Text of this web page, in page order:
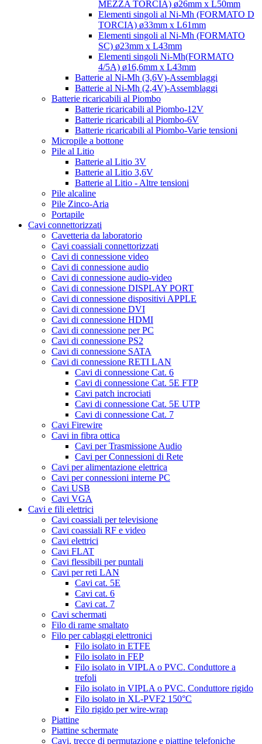
MEZZA TORCIA) ø26mm x L50mm
Elementi singoli al Ni-Mh (FORMATO D
TORCIA) ø33mm x L61mm
Elementi singoli al Ni-Mh (FORMATO
SC) ø23mm x L43mm
Elementi singoli Ni-Mh(FORMATO
4/5A) ø16,6mm x L43mm
Batterie al Ni-Mh (3,6V)-Assemblaggi
Batterie al Ni-Mh (2,4V)-Assemblaggi
Batterie ricaricabili al Piombo
Batterie ricaricabili al Piombo-12V
Batterie ricaricabili al Piombo-6V
Batterie ricaricabili al Piombo-Varie tensioni
Micropile a bottone
Pile al Litio
Batterie al Litio 3V
Batterie al Litio 3,6V
Batterie al Litio - Altre tensioni
Pile alcaline
Pile Zinco-Aria
Portapile
Cavi connettorizzati
Cavetteria da laboratorio
Cavi coassiali connettorizzati
Cavi di connessione video
Cavi di connessione audio
Cavi di connessione audio-video
Cavi di connessione DISPLAY PORT
Cavi di connessione dispositivi APPLE
Cavi di connessione DVI
Cavi di connessione HDMI
Cavi di connessione per PC
Cavi di connessione PS2
Cavi di connessione SATA
Cavi di connessione RETI LAN
Cavi di connessione Cat. 6
Cavi di connessione Cat. 5E FTP
Cavi patch incrociati
Cavi di connessione Cat. 5E UTP
Cavi di connessione Cat. 7
Cavi Firewire
Cavi in fibra ottica
Cavi per Trasmissione Audio
Cavi per Connessioni di Rete
Cavi per alimentazione elettrica
Cavi per connessioni interne PC
Cavi USB
Cavi VGA
Cavi e fili elettrici
Cavi coassiali per televisione
Cavi coassiali RF e video
Cavi elettrici
Cavi FLAT
Cavi flessibili per puntali
Cavi per reti LAN
Cavi cat. 5E
Cavi cat. 6
Cavi cat. 7
Cavi schermati
Filo di rame smaltato
Filo per cablaggi elettronici
Filo isolato in ETFE
Filo isolato in FEP
Filo isolato in VIPLA o PVC. Conduttore a
trefoli
Filo isolato in VIPLA o PVC. Conduttore rigido
Filo isolato in XL-PVF2 150°C
Filo rigido per wire-wrap
Piattine
Piattine schermate
Cavi, trecce di permutazione e piattine telefoniche